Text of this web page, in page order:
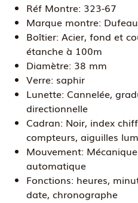
Réf Montre: 323-67
Marque montre: Dufeau
Boîtier: Acier, fond et
étanche à 100m
Diamètre: 38 mm
Verre: saphir
Lunette: Cannelée,
directionnelle
Cadran: Noir, index
compteurs, aiguilles
Mouvement:
automatique
Fonctions: heures,
date, chronographe